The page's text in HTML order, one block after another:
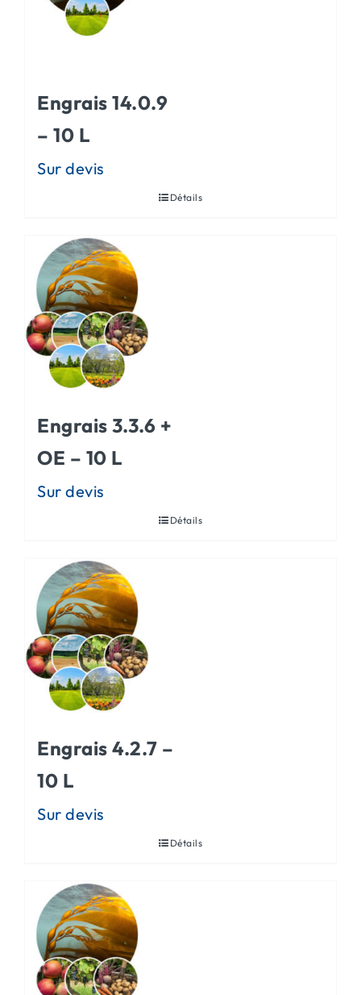
ACTUALITÉS
Engrais 14.0.9
– 10 L
Détails
Engrais 3.3.6 +
OE – 10 L
Détails
Engrais 4.2.7 –
10 L
Détails